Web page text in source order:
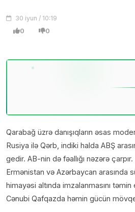
30 iyun / 10:19
0 0
Qarabağ üzrə danışıqların əsas
Rusiya ilə Qərb, indiki halda ABŞ
gedir. AB-nin də fəallığı nəzərə
Ermənistan və Azərbaycan arasında
himayəsi altında imzalanmasını təmin
Cənubi Qafqazda həmin gücün